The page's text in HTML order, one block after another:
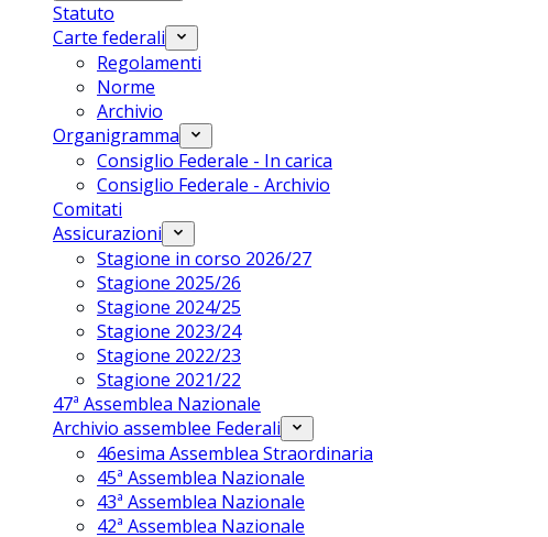
Statuto
Carte federali
Regolamenti
Norme
Archivio
Organigramma
Consiglio Federale - In carica
Consiglio Federale - Archivio
Comitati
Assicurazioni
Stagione in corso 2026/27
Stagione 2025/26
Stagione 2024/25
Stagione 2023/24
Stagione 2022/23
Stagione 2021/22
47ª Assemblea Nazionale
Archivio assemblee Federali
46esima Assemblea Straordinaria
45ª Assemblea Nazionale
43ª Assemblea Nazionale
42ª Assemblea Nazionale